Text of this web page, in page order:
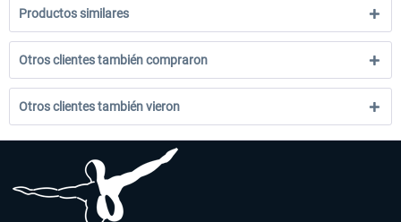
Productos similares
Otros clientes también compraron
Otros clientes también vieron